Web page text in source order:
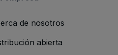
de nosotros
abierta